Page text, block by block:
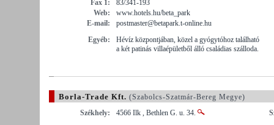
Fax 1:
83/341-193
Web:
www.hotels.hu/beta_park
E-mail:
postmaster@betapark.t-online.hu
Egyéb:
Hévíz központjában, közel a gyógytóhoz található
a két patinás villaépületből álló családias szálloda.
Borla-Trade Kft. (Szabolcs-Szatmár-Bereg Megye)
Székhely:
4566 Ilk , Bethlen G. u. 34.